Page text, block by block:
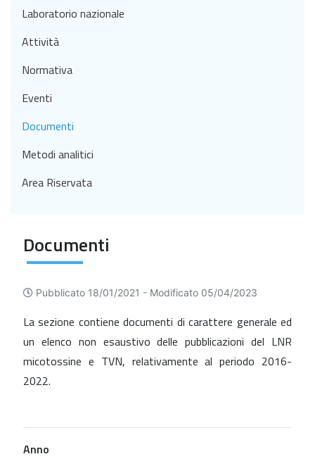
Documenti
Pubblicato 18/01/2021 - Modificato 05/04/2023
La sezione contiene documenti di carattere generale ed
un elenco non esaustivo delle pubblicazioni del LNR
micotossine e TVN, relativamente al periodo 2016-
2022.
Anno
Laboratorio nazionale
Attività
Normativa
Eventi
Documenti
Metodi analitici
Area Riservata